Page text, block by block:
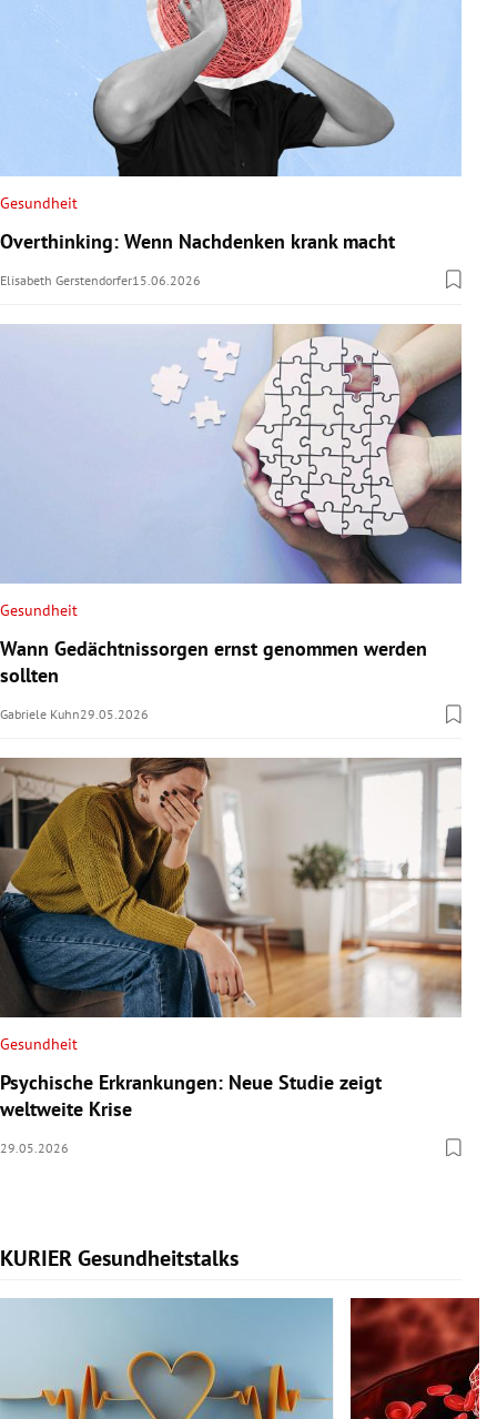
Gesundheit
Overthinking: Wenn Nachdenken krank macht
Elisabeth Gerstendorfer15.06.2026
Gesundheit
Wann Gedächtnissorgen ernst genommen werden
sollten
Gabriele Kuhn29.05.2026
Gesundheit
Psychische Erkrankungen: Neue Studie zeigt
weltweite Krise
29.05.2026
KURIER Gesundheitstalks
Slide 1 von 7